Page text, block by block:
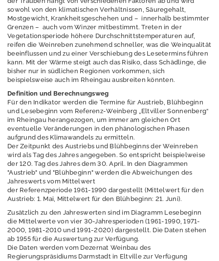
Indikatorensysteme
Umweltindikatoren
Hessen
ndikatoren Hessen
Bioindikation
Flechten
Naturschutz -
Zentrum für
Artenvielfalt
Ressourcenschutz
und
Kreislaufwirtschaft,
Abfall
Strahlenschutz
Wasser
sowohl von den klimatischen Verhältnissen, Säuregehalt,
Mostgewicht, Krankheitsgeschehen und – innerhalb bestimmter
Grenzen – auch vom Winzer mitbestimmt. Treten in der
Vegetationsperiode höhere Durchschnittstemperaturen auf,
reifen die Weinreben zunehmend schneller, was die Weinqualität
beeinflussen und zu einer Verschiebung des Lesetermins führen
kann. Mit der Wärme steigt auch das Risiko, dass Schädlinge, die
bisher nur in südlichen Regionen vorkommen, sich
beispielsweise auch im Rheingau ausbreiten könnten.
Definition und Berechnungsweg
Für den Indikator werden die Termine für Austrieb, Blühbeginn
und Lesebeginn vom Referenz-Weinberg „Eltviller Sonnenberg“
im Rheingau herangezogen, um immer am gleichen Ort
eventuelle Veränderungen in den phänologischen Phasen
aufgrund des Klimawandels zu ermitteln.
Der Zeitpunkt des Austriebs und Blühbeginns der Weinreben
wird als Tag des Jahres angegeben. So entspricht beispielweise
der 120. Tag des Jahres dem 30. April. In den Diagrammen
"Austrieb" und "Blühbeginn" werden die Abweichungen des
Jahreswerts vom Mittelwert
der Referenzperiode 1961-1990 dargestellt (Mittelwert für den
Austrieb: 1. Mai, Mittelwert für den Blühbeginn: 21. Juni).
Zusätzlich zu den Jahreswerten sind im Diagramm Lesebeginn
die Mittelwerte von vier 30-Jahresperioden (1961-1990, 1971-
2000, 1981-2010 und 1991-2020) dargestellt. Die Daten stehen
ab 1955 für die Auswertung zur Verfügung.
Die Daten werden vom Dezernat Weinbau des
Regierungspräsidiums Darmstadt in Eltville zur Verfügung